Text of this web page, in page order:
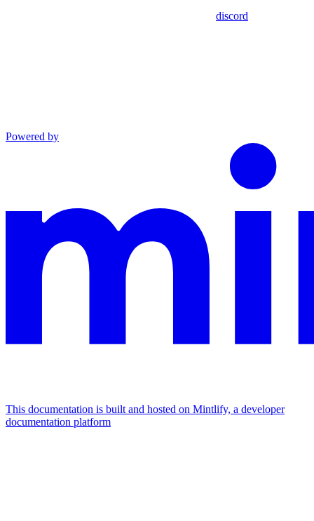
discord
Powered by
This documentation is built and hosted on Mintlify, a developer
documentation platform